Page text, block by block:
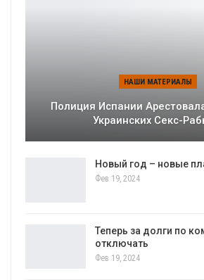
НАШИ МАТЕРИАЛЫ
Полиция Испании
Украинских Секс-
Новый год – новые
Фев 19, 2024
Теперь за долги по
отключать
Фев 19, 2024